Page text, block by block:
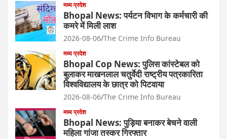
मध्य प्रदेश
Bhopal News: पर्यटन विभाग के कर्मचारी की
कमरे में मिली लाश
2026-08-06 The Crime Info Bureau
मध्य प्रदेश
Bhopal Cop News: पुलिस कांस्टेबल को
बुलाकर माखनलाल चतुर्वेदी राष्ट्रीय पत्रकारिता
विश्वविद्यालय के छात्र को पिटवाया
2026-08-06 The Crime Info Bureau
मध्य प्रदेश
Bhopal News: पुड़िया बनाकर बेचने वाली
महिला गांजा तस्कर गिरफ्तार